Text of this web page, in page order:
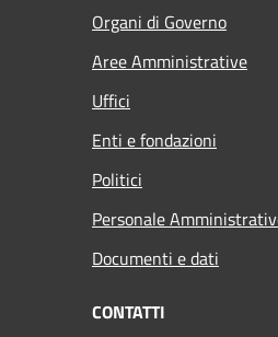
Organi di Governo
Aree Amministrative
Uffici
Enti e fondazioni
Politici
Personale
Documenti e dati
CONTATTI